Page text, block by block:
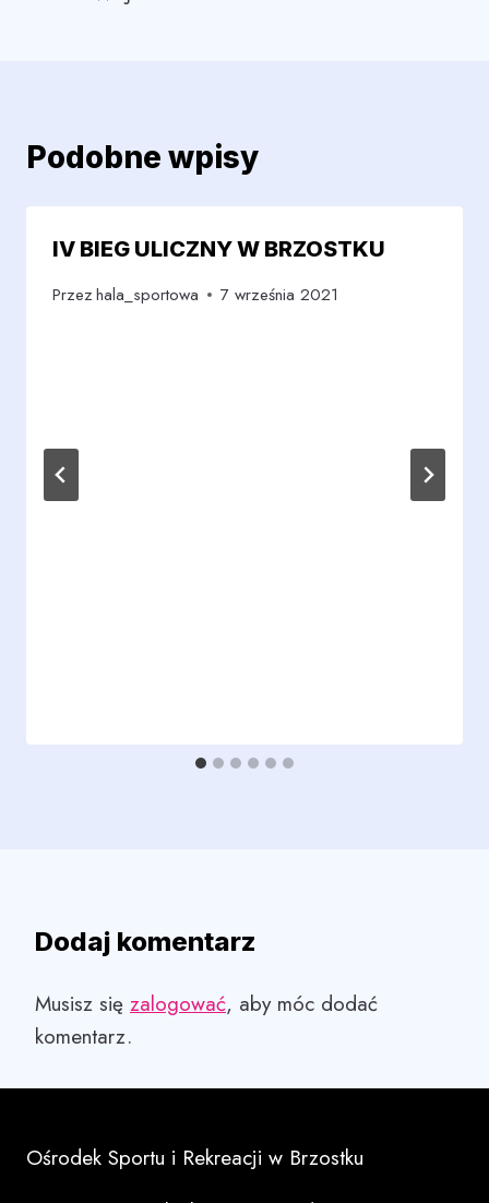
Podobne wpisy
IV BIEG ULICZNY W BRZOSTKU
Przezhala_sportowa 7 września 2021
Dodaj komentarz
Musisz się zalogować, aby móc dodać
komentarz.
Ośrodek Sportu i Rekreacji w Brzostku